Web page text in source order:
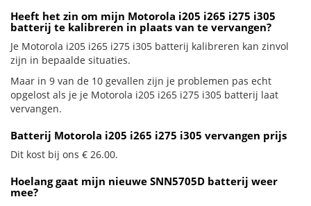
Heeft het zin om mijn Motorola i205 i265 i275 i305
batterij te kalibreren in plaats van te vervangen?
Je Motorola i205 i265 i275 i305 batterij kalibreren kan zinvol
zijn in bepaalde situaties.
Maar in 9 van de 10 gevallen zijn je problemen pas echt
opgelost als je je Motorola i205 i265 i275 i305 batterij laat
vervangen.
Batterij Motorola i205 i265 i275 i305 vervangen prijs
Dit kost bij ons € 26.00.
Hoelang gaat mijn nieuwe SNN5705D batterij weer
mee?